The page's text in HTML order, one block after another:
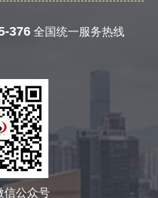
376 全国统一服务热线
信公众号